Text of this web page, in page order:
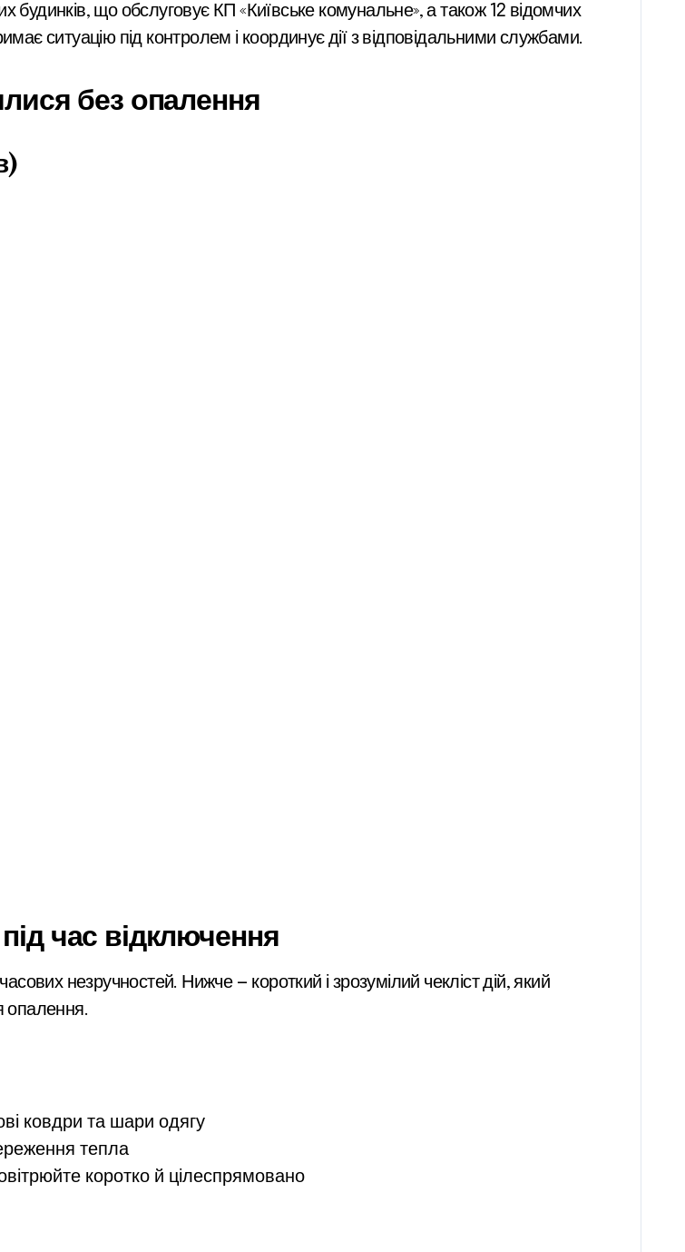
що обслуговує КП «Київське комунальне», а також 12 відомчих
ситуацію під контролем і координує дії з відповідальними службами.
без опалення
час відключення
незручностей. Нижче — короткий і зрозумілий чекліст дій, який
опалення.
ковдри та шари одягу
тепла
коротко й цілеспрямовано